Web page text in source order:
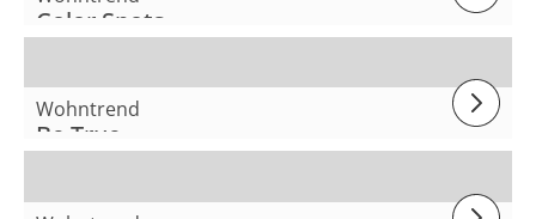
Color Spots
Wohntrend
Be True